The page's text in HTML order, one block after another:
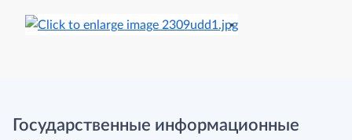
Государственные информационные